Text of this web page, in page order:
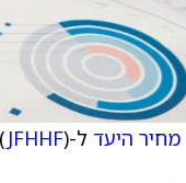
מחיר היעד ל-Jupiter Fund ( JFHHF